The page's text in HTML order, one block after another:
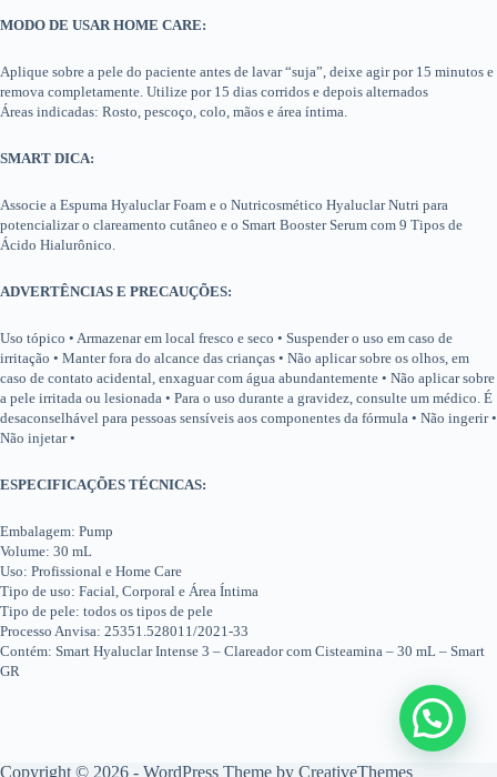
MODO DE USAR HOME CARE:
Aplique sobre a pele do paciente antes de lavar “suja”, deixe agir por 15 minutos e
remova completamente. Utilize por 15 dias corridos e depois alternados
Áreas indicadas: Rosto, pescoço, colo, mãos e área íntima.
SMART DICA:
Associe a Espuma Hyaluclar Foam e o Nutricosmético Hyaluclar Nutri para
potencializar o clareamento cutâneo e o Smart Booster Serum com 9 Tipos de
Ácido Hialurônico.
ADVERTÊNCIAS E PRECAUÇÕES:
Uso tópico • Armazenar em local fresco e seco • Suspender o uso em caso de
irritação • Manter fora do alcance das crianças • Não aplicar sobre os olhos, em
caso de contato acidental, enxaguar com água abundantemente • Não aplicar sobre
a pele irritada ou lesionada • Para o uso durante a gravidez, consulte um médico. É
desaconselhável para pessoas sensíveis aos componentes da fórmula • Não ingerir •
Não injetar •
ESPECIFICAÇÕES TÉCNICAS:
Embalagem: Pump
Volume: 30 mL
Uso: Profissional e Home Care
Tipo de uso: Facial, Corporal e Área Íntima
Tipo de pele: todos os tipos de pele
Processo Anvisa: 25351.528011/2021-33
Contém: Smart Hyaluclar Intense 3 – Clareador com Cisteamina – 30 mL – Smart
GR
Copyright © 2026 - WordPress Theme by CreativeThemes